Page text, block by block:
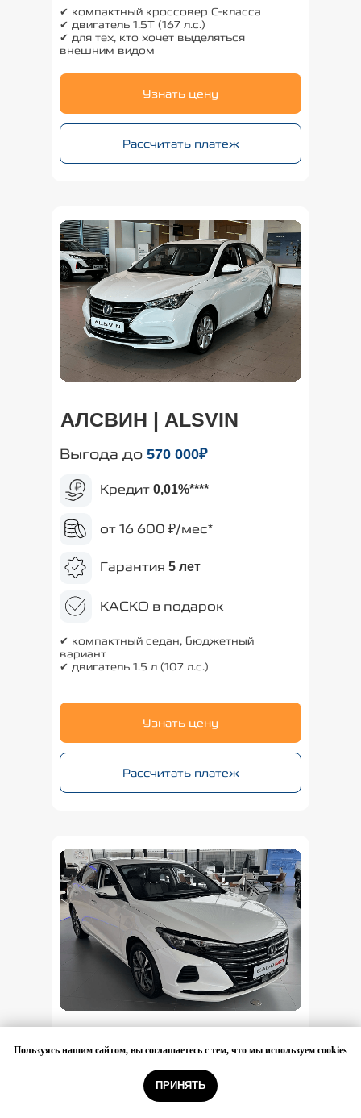
Рассчитать платеж
Узнать цену
✔ компактный кроссовер С-класса
✔ двигатель 1.5T (167 л.с.)
✔ для тех, кто хочет выделяться
внешним видом
Кредит 0,01%****
от 16 600 ₽/мес*
Гарантия 5 лет
КАСКО в подарок
Рассчитать платеж
АЛСВИН | ALSVIN
Узнать цену
Выгода до 570 000₽
✔ компактный седан, бюджетный
вариант
✔ двигатель 1.5 л (107 л.с.)
EADOPLUS
Выгода до 515 000₽
Пользуясь нашим сайтом, вы соглашаетесь с тем, что мы используем cookies
ПРИНЯТЬ